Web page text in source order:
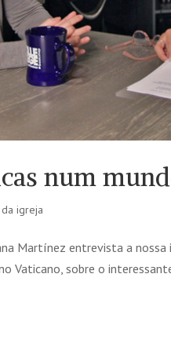
num
igreja
Martínez entrevista a
Vaticano, sobre o